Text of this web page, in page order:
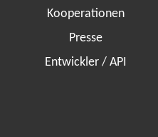
Kooperationen
Presse
Entwickler / API